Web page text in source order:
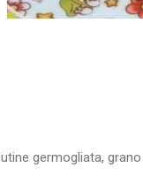
germogliata,